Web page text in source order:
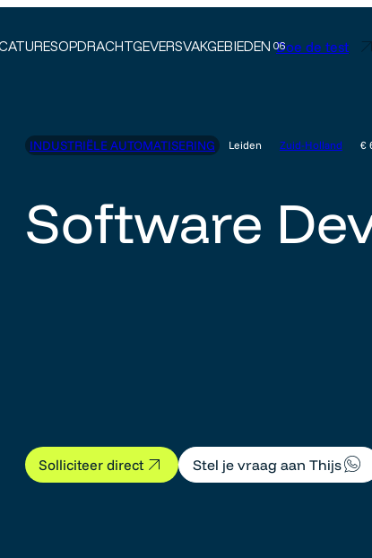
OPDRACHTGEVERSVAKGEBIEDEN Doe de test
INDUSTRIËLE AUTOMATISERING Leiden Zuid-Holland €
Software
Solliciteer direct Stel je vraag aan Thijs